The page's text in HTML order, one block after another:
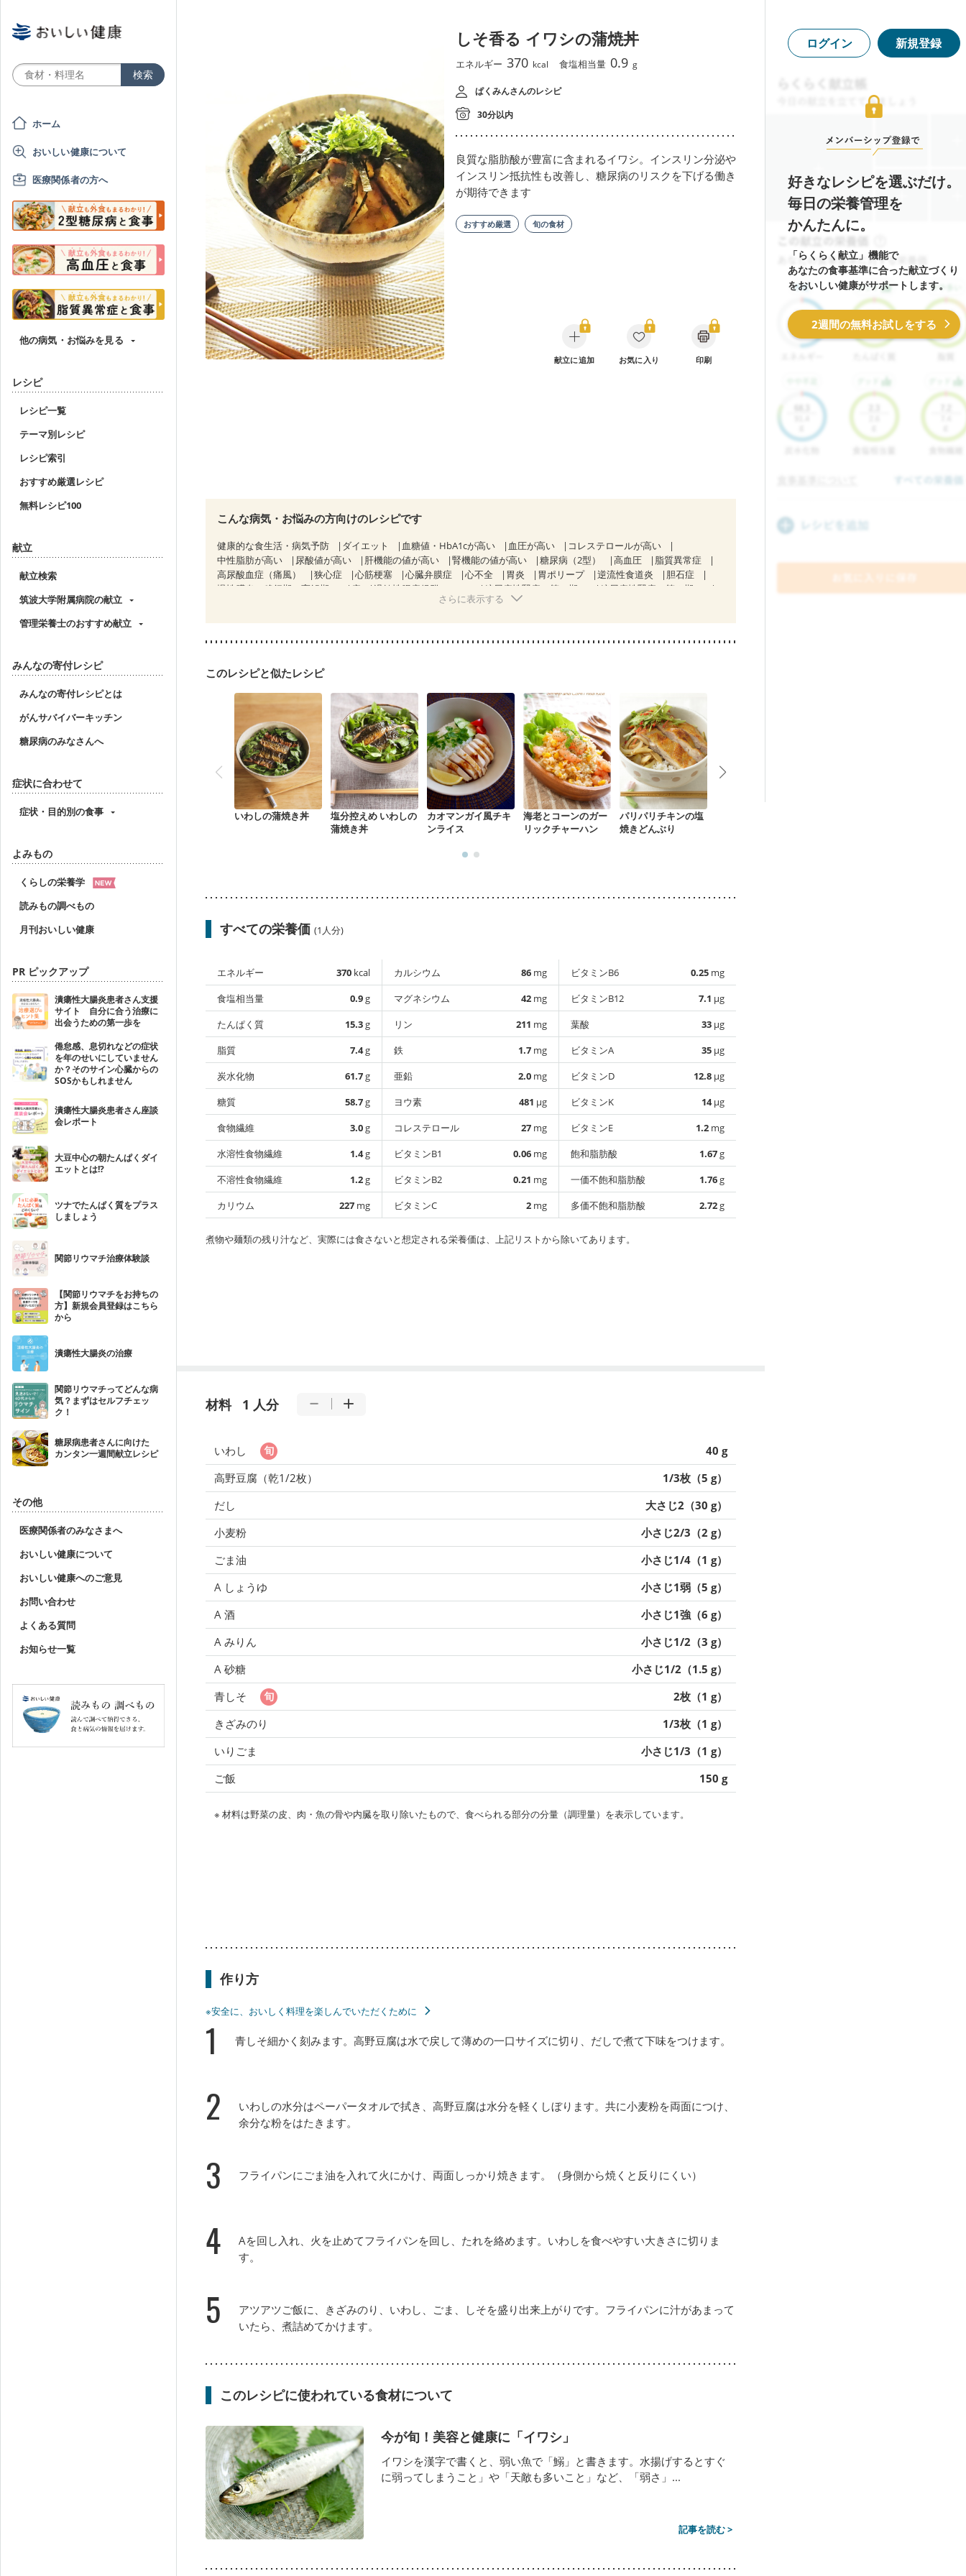
ホーム
おいしい健康について
医療関係者の方へ
他の病気・お悩みを見る
レシピ
レシピ一覧
テーマ別レシピ
レシピ索引
おすすめ厳選レシピ
無料レシピ100
献立
献立検索
筑波大学附属病院の献立
管理栄養士のおすすめ献立
みんなの寄付レシピ
みんなの寄付レシピとは
がんサバイバーキッチン
糖尿病のみなさんへ
症状に合わせて
症状・目的別の食事
よみもの
くらしの栄養学
読みもの調べもの
月刊おいしい健康
PR ピックアップ
潰瘍性大腸炎患者さん支援
サイト 自分に合う治療に
出会うための第一歩を
倦怠感、息切れなどの症状
を年のせいにしていません
か？そのサイン心臓からの
SOSかもしれません
潰瘍性大腸炎患者さん座談
会レポート
大豆中心の朝たんぱくダイ
エットとは!?
ツナでたんぱく質をプラス
しましょう
関節リウマチ治療体験談
【関節リウマチをお持ちの
方】新規会員登録はこちら
から
潰瘍性大腸炎の治療
関節リウマチってどんな病
気？まずはセルフチェッ
ク！
糖尿病患者さんに向けた
カンタン一週間献立レシピ
その他
医療関係者のみなさまへ
おいしい健康について
おいしい健康へのご意見
お問い合わせ
よくある質問
お知らせ一覧
しそ香る イワシの蒲焼丼
エネルギー 370 kcal 食塩相当量 0.9 g
ぱくみんさんのレシピ
30分以内
良質な脂肪酸が豊富に含まれるイワシ。インスリン分泌や
インスリン抵抗性も改善し、糖尿病のリスクを下げる働き
が期待できます
おすすめ厳選 旬の食材
献立に追加 お気に入り 印刷
こんな病気・お悩みの方向けのレシピです
健康的な食生活・病気予防 ダイエット 血糖値・HbA1cが高い 血圧が高い
コレステロールが高い
中性脂肪が高い
尿酸値が高い 肝機能の値が高い 腎機能の値が高い 糖尿病（2型） 高血圧
脂質異常症
高尿酸血症（痛風）
狭心症 心筋梗塞 心臓弁膜症 心不全 胃炎 胃ポリープ 逆流性食道炎
胆石症
慢性膵炎（移行期・寛解期）
痔 過敏性腸症候群（IBS） 糖尿病性腎症（第１期）
糖尿病性腎症（第２期）
CKD（ステージ２）
妊婦健診・体重増加が気になる（初期）
妊婦健診・血圧が気になる（初期）
産後（ミルク）
骨折
さらに表示する
このレシピと似たレシピ
いわしの蒲焼き丼
塩分控えめ いわしの
蒲焼き丼
カオマンガイ風チキ
ンライス
海老とコーンのガー
リックチャーハン
パリパリチキンの塩
焼きどんぶり
すべての栄養価 (1人分)
エネルギー 370 kcal
食塩相当量
0.9g
たんぱく質
15.3g
脂質
7.4g
炭水化物
61.7g
糖質
58.7g
食物繊維
3.0g
水溶性食物繊維
1.4g
不溶性食物繊維
1.2g
カリウム
227 mg
カルシウム 86 mg
マグネシウム
42 mg
リン
211 mg
鉄
1.7 mg
亜鉛
2.0 mg
ヨウ素
481 µg
コレステロール
27 mg
ビタミンB1
0.06 mg
ビタミンB2
0.21 mg
ビタミンC
2 mg
ビタミンB6 0.25 mg
ビタミンB12
7.1 µg
葉酸
33 µg
ビタミンA
35 µg
ビタミンD
12.8 µg
ビタミンK
14µg
ビタミンE
1.2 mg
飽和脂肪酸
1.67g
一価不飽和脂肪酸
1.76g
多価不飽和脂肪酸
2.72g
煮物や麺類の残り汁など、実際には食さないと想定される栄養価は、上記リストから除いてあります。
材料 1 人分
いわし
40 g
高野豆腐（乾1/2枚）
1/3枚（5 g）
だし
大さじ2（30 g）
小麦粉
小さじ2/3（2 g）
ごま油
小さじ1/4（1 g）
A しょうゆ
小さじ1弱（5 g）
A 酒
小さじ1強（6 g）
A みりん
小さじ1/2（3 g）
A 砂糖
小さじ1/2（1.5 g）
青しそ
2枚（1 g）
きざみのり
1/3枚（1 g）
いりごま
小さじ1/3（1 g）
ご飯
150 g
※ 材料は野菜の皮、肉・魚の骨や内臓を取り除いたもので、食べられる部分の分量（調理量）を表示しています。
作り方
※安全に、おいしく料理を楽しんでいただくために
1 青しそ細かく刻みます。高野豆腐は水で戻して薄めの一口サイズに切り、だしで煮て下味をつけます。
2
いわしの水分はペーパータオルで拭き、高野豆腐は水分を軽くしぼります。共に小麦粉を両面につけ、
余分な粉をはたきます。
3 フライパンにごま油を入れて火にかけ、両面しっかり焼きます。（身側から焼くと反りにくい）
4
Aを回し入れ、火を止めてフライパンを回し、たれを絡めます。いわしを食べやすい大きさに切りま
す。
5
アツアツご飯に、きざみのり、いわし、ごま、しそを盛り出来上がりです。フライパンに汁があまって
いたら、煮詰めてかけます。
このレシピに使われている食材について
今が旬！美容と健康に「イワシ」
イワシを漢字で書くと、弱い魚で「鰯」と書きます。水揚げするとすぐ
に弱ってしまうこと」や「天敵も多いこと」など、「弱さ」...
記事を読む >
ログイン 新規登録
好きなレシピを選ぶだけ。
毎日の栄養管理を
かんたんに。
「らくらく献立」機能で
あなたの食事基準に合った献立づくり
をおいしい健康がサポートします。
2週間の無料お試しをする